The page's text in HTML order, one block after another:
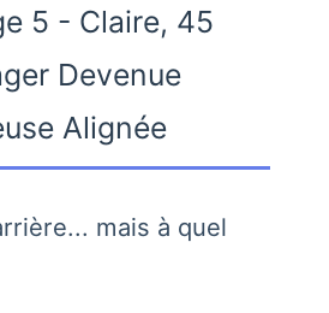
5 - Claire, 45
Devenue
Alignée
mais à quel